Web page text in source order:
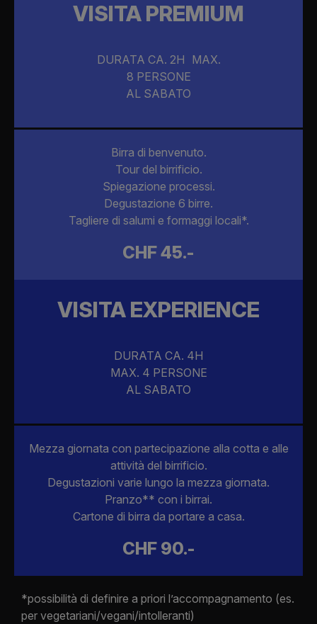
VISITA PREMIUM
DURATA CA. 2H MAX.
8 PERSONE
AL SABATO
Birra di benvenuto.
Tour del birrificio.
Spiegazione processi.
Degustazione 6 birre.
Tagliere di salumi e formaggi locali*.
CHF 45.-
VISITA EXPERIENCE
DURATA CA. 4H
MAX. 4 PERSONE
AL SABATO
Mezza giornata con partecipazione alla cotta e alle
attività del birrificio.
Degustazioni varie lungo la mezza giornata.
Pranzo** con i birrai.
Cartone di birra da portare a casa.
CHF 90.-
*possibilità di definire a priori l’accompagnamento (es.
per vegetariani/vegani/intolleranti)